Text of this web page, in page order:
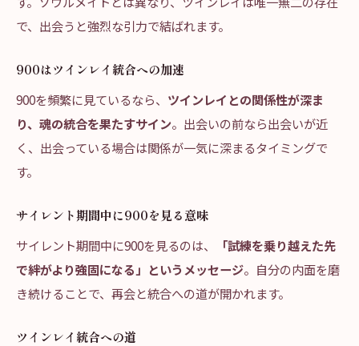
で、出会うと強烈な引力で結ばれます。
900はツインレイ統合への加速
900を頻繁に見ているなら、 ツインレイとの関係性が深ま
り、魂の統合を果たすサイン。出会いの前なら出会いが近
く、出会っている場合は関係が一気に深まるタイミングで
す。
サイレント期間中に900を見る意味
サイレント期間中に900を見るのは、
「試練を乗り越えた先
で絆がより強固になる」というメッセージ。自分の内面を磨
き続けることで、再会と統合への道が開かれます。
ツインレイ統合への道